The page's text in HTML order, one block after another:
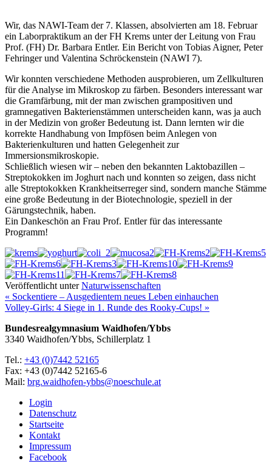
Wir, das NAWI-Team der 7. Klassen, absolvierten am 18. Februar
ein Laborpraktikum an der FH Krems unter der Leitung von Frau
Prof. (FH) Dr. Barbara Entler. Ein Bericht von Tobias Aigner, Peter
Fehringer und Valentina Schröckenstein (NAWI 7).
Wir konnten verschiedene Methoden ausprobieren, um Zellkulturen
für die Analyse im Mikroskop zu färben. Besonders interessant war
die Gramfärbung, mit der man zwischen grampositiven und
gramnegativen Bakterienstämmen unterscheiden kann, was ja auch
in der Medizin von großer Bedeutung ist. Dann lernten wir die
korrekte Handhabung von Impfösen beim Anlegen von
Bakterienkulturen und hatten Gelegenheit zur
Immersionsmikroskopie.
Schließlich wiesen wir – neben den bekannten Laktobazillen –
Streptokokken im Joghurt nach und konnten so zeigen, dass nicht
alle Streptokokken Krankheitserreger sind, sondern manche Stämme
eine große Bedeutung in der Biotechnologie, speziell in der
Gärungstechnik, haben.
Ein Dankeschön an Frau Prof. Entler für das interessante
Programm!
Veröffentlicht unterNaturwissenschaften
« Sockentiere – Ausgedientem neues Leben einhauchen
Volley-Girls: 4 Siege in 1. Runde des Rooky-Cups! »
Bundesrealgymnasium Waidhofen/Ybbs
3340 Waidhofen/Ybbs, Schillerplatz 1
Tel.: +43 (0)7442 52165
Fax: +43 (0)7442 52165-6
Mail: brg.waidhofen-ybbs@noeschule.at
Login
Datenschutz
Startseite
Kontakt
Impressum
Facebook